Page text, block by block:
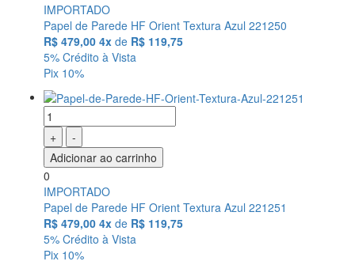
IMPORTADO
Papel de Parede HF Orient Textura Azul 221250
R$ 479,00 4x de R$ 119,75
5% Crédito à Vista
Pix 10%
+
-
Adicionar ao carrinho
0
IMPORTADO
Papel de Parede HF Orient Textura Azul 221251
R$ 479,00 4x de R$ 119,75
5% Crédito à Vista
Pix 10%